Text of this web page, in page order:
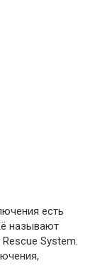
есть
называют
System.